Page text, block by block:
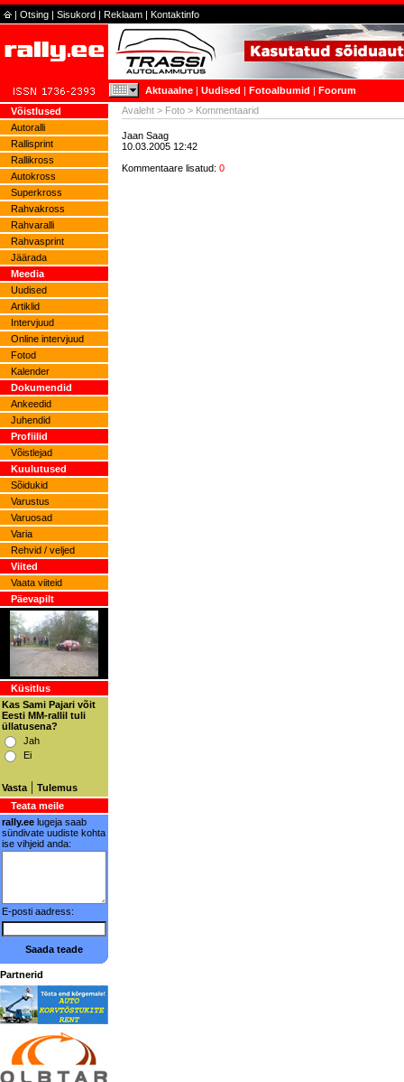
| Otsing | Sisukord | Reklaam | Kontaktinfo
Aktuaalne | Uudised | Fotoalbumid | Foorum
Võistlused
Autoralli
Rallisprint
Rallikross
Autokross
Superkross
Rahvakross
Rahvaralli
Rahvasprint
Jäärada
Meedia
Uudised
Artiklid
Intervjuud
Online intervjuud
Fotod
Kalender
Dokumendid
Ankeedid
Juhendid
Profiilid
Võistlejad
Kuulutused
Sõidukid
Varustus
Varuosad
Varia
Rehvid / veljed
Viited
Vaata viiteid
Päevapilt
Küsitlus
Kas Sami Pajari võit
Eesti MM-rallil tuli
üllatusena?
Jah
Ei
Vasta | Tulemus
Teata meile
rally.ee lugeja saab
sündivate uudiste kohta
ise vihjeid anda:
E-posti aadress:
Saada teade
Partnerid
Avaleht > Foto > Kommentaarid
Jaan Saag
10.03.2005 12:42
Kommentaare lisatud: 0